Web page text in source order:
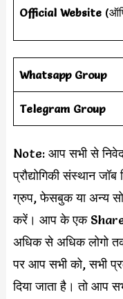
Official Website
Whatsapp Group
Telegram Group
Note: आप सभी से
प्रौद्योगिकी संस्थान
ग्रुप, फेसबुक या अन्य
करें। आप के एक Share
अधिक से अधिक लोगो
पर आप सभी को, सभी
दिया जाता है। तो आप